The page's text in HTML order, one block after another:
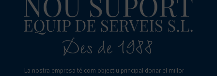
La nostra empresa té com objectiu principal donar el millor